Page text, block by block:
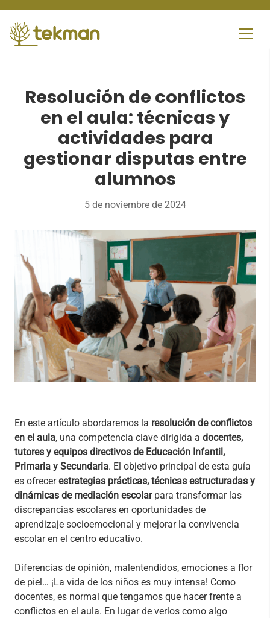
content
Resolución de conflictos
en el aula: técnicas y
actividades para
gestionar disputas entre
alumnos
5 de noviembre de 2024
En este artículo abordaremos la resolución de conflictos
en el aula, una competencia clave dirigida a docentes,
tutores y equipos directivos de Educación Infantil,
Primaria y Secundaria. El objetivo principal de esta guía
es ofrecerestrategias prácticas, técnicas estructuradas y
dinámicas de mediación escolarpara transformar las
discrepancias escolares en oportunidades de
aprendizaje socioemocional y mejorar la convivencia
escolar en el centro educativo.
Diferencias de opinión, malentendidos, emociones a flor
de piel… ¡La vida de los niños es muy intensa! Como
docentes, es normal que tengamos que hacer frente a
conflictos en el aula. En lugar de verlos como algo